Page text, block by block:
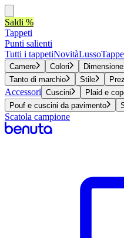
Saldi %
Tappeti
Punti salienti
Tutti i tappetiNovitàLusso
Camere Colori Dimensione
Tanto di marchio
Stile
Accessori Cuscini Plaid e
Pouf e cuscini da pavimento
Scatola campione